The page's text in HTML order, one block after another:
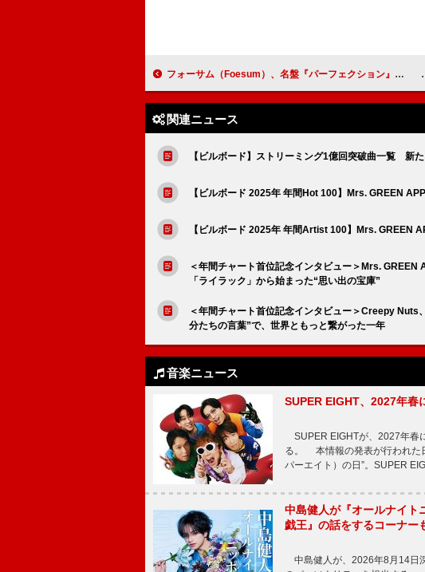
フォーサム（Foesum）、名盤『パーフェクション』30周年記念アナログ盤発売 スヌープ・ドッグとのコラボ収録
関連ニュース
【ビルボード】ストリーミング1億回突破曲一覧 新
【ビルボード 2025年 年間Hot 100】Mrs. GREEN
【ビルボード 2025年 年間Artist 100】Mrs. GREEN
＜年間チャート首位記念インタビュー＞Mrs.
「ライラック」から始まった“思い出の宝庫”
＜年間チャート首位記念インタビュー＞Creepy
分たちの言葉”で、世界ともっと繋がった一年
音楽ニュース
SUPER EIGHT、2027年春
SUPER EIGHTが、2027年春
る。 本情報の発表が行われた
パーエイト）の日”。SUPER
中島健人が『オールナイト
戯王』の話をするコーナー
中島健人が、2026年8月14日